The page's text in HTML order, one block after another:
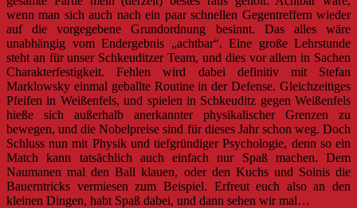
wenn man sich auch nach ein paar schnellen Gegentreffern wieder
auf die vorgegebene Grundordnung besinnt. Das alles wäre
unabhängig vom Endergebnis „achtbar“. Eine große Lehrstunde
steht an für unser Schkeuditzer Team, und dies vor allem in Sachen
Charakterfestigkeit. Fehlen wird dabei definitiv mit Stefan
Marklowsky einmal geballte Routine in der Defense. Gleichzeitiges
Pfeifen in Weißenfels, und spielen in Schkeuditz gegen Weißenfels
hieße sich außerhalb anerkannter physikalischer Grenzen zu
bewegen, und die Nobelpreise sind für dieses Jahr schon weg. Doch
Schluss nun mit Physik und tiefgründiger Psychologie, denn so ein
Match kann tatsächlich auch einfach nur Spaß machen. Dem
Naumanen mal den Ball klauen, oder den Kuchs und Soinis die
Bauerntricks vermiesen zum Beispiel. Erfreut euch also an den
kleinen Dingen, habt Spaß dabei, und dann sehen wir mal…